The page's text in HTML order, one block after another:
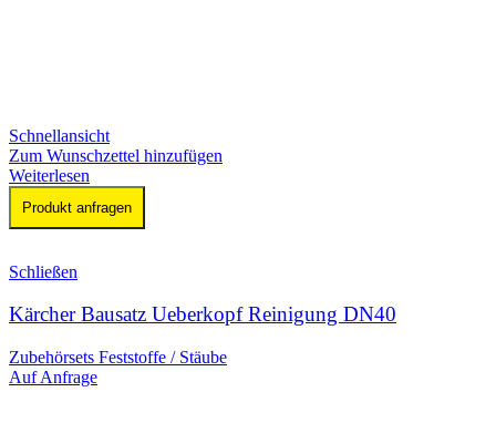
Schnellansicht
Zum Wunschzettel hinzufügen
Weiterlesen
Produkt anfragen
Schließen
Kärcher Bausatz Ueberkopf Reinigung DN40
Zubehörsets Feststoffe / Stäube
Auf Anfrage